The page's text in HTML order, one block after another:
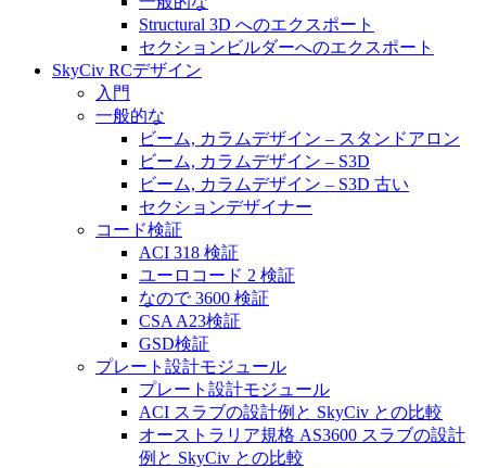
Structural 3D へのエクスポート
セクションビルダーへのエクスポート
SkyCiv RCデザイン
入門
一般的な
ビーム, カラムデザイン – スタンドアロン
ビーム, カラムデザイン – S3D
ビーム, カラムデザイン – S3D 古い
セクションデザイナー
コード検証
ACI 318 検証
ユーロコード 2 検証
なので 3600 検証
CSA A23検証
GSD検証
プレート設計モジュール
プレート設計モジュール
ACI スラブの設計例と SkyCiv との比較
オーストラリア規格 AS3600 スラブの設計
例と SkyCiv との比較